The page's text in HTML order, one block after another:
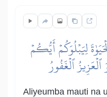
لِيَبۡلُوَكُمۡ أَيُّكُمۡ
ٱلۡغَفُورُ
Aliyeumba mauti na